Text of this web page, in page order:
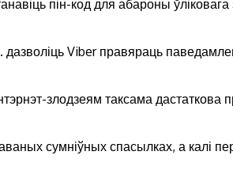
пін-код для абароны ўліковага
дазволіць Viber правяраць
злодзеям таксама дастаткова
сумніўных спасылках, а калі